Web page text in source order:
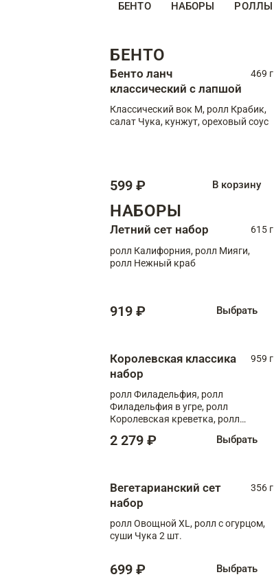
БЕНТО НАБОРЫ РОЛЛЫ
БЕНТО
Бенто ланч
классический с лапшой
469 г
Классический вок М, ролл Крабик,
салат Чука, кунжут, ореховый соус
599 ₽ В корзину
НАБОРЫ
Летний сет набор
615 г
ролл Калифорния, ролл Мияги,
ролл Нежный краб
919 ₽ Выбрать
Королевская классика
набор
959 г
ролл Филадельфия, ролл
Филадельфия в угре, ролл
Королевская креветка, ролл
2 279 ₽ Выбрать
Вегетарианский сет
набор
356 г
ролл Овощной XL, ролл с огурцом,
суши Чука 2 шт.
699 ₽ Выбрать